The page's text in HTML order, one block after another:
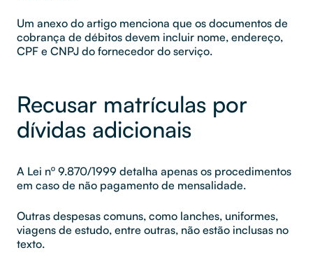
Um anexo do artigo menciona que os documentos de
cobrança de débitos devem incluir nome, endereço,
CPF e CNPJ do fornecedor do serviço.
Recusar matrículas por
dívidas adicionais
A Lei nº 9.870/1999 detalha apenas os procedimentos
em caso de não pagamento de mensalidade.
Outras despesas comuns, como lanches, uniformes,
viagens de estudo, entre outras, não estão inclusas no
texto.